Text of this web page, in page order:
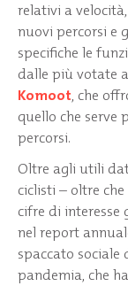
relativi a
nuovi percorsi e
specifiche le
dalle più votate
Komoot, che
quello che serve
percorsi.
Oltre agli utili
ciclisti – oltre
cifre di interesse
nel report
spaccato sociale
pandemia, che